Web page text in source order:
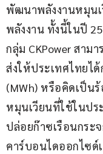
พัฒนาพลังงานหมุนเ
พลังงาน ทั้งนี้ในปี
กลุ่ม CKPower สาม
ส่งให้ประเทศไทยไ
(MWh) หรือคิดเป็น
หมุนเวียนที่ใช้ในปร
ปล่อยก๊าซเรือนกระ
คาร์บอนไดออกไซด์